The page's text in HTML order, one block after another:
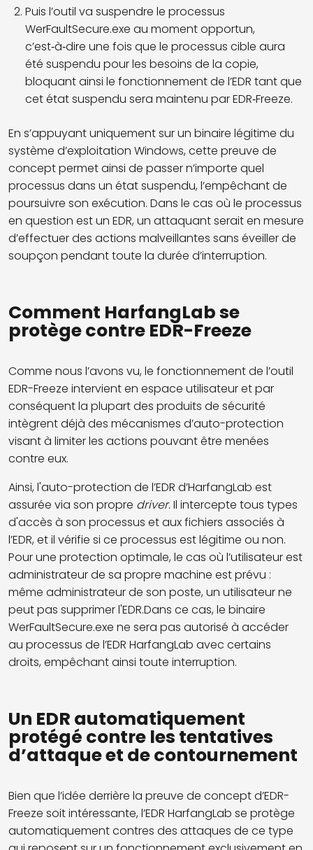
Puis l’outil va suspendre le processus
WerFaultSecure.exe au moment opportun,
c’est‑à‑dire une fois que le processus cible aura
été suspendu pour les besoins de la copie,
bloquant ainsi le fonctionnement de l’EDR tant que
cet état suspendu sera maintenu par EDR‑Freeze.
En s’appuyant uniquement sur un binaire légitime du
système d’exploitation Windows, cette preuve de
concept permet ainsi de passer n’importe quel
processus dans un état suspendu, l’empêchant de
poursuivre son exécution. Dans le cas où le processus
en question est un EDR, un attaquant serait en mesure
d’effectuer des actions malveillantes sans éveiller de
soupçon pendant toute la durée d’interruption.
Comment HarfangLab se
protège contre EDR-Freeze
Comme nous l’avons vu, le fonctionnement de l’outil
EDR-Freeze intervient en espace utilisateur et par
conséquent la plupart des produits de sécurité
intègrent déjà des mécanismes d’auto-protection
visant à limiter les actions pouvant être menées
contre eux.
Ainsi, l'auto-protection de l’EDR d’HarfangLab est
assurée via son propre driver.Il intercepte tous types
d'accès à son processus et aux fichiers associés à
l’EDR, et il vérifie si ce processus est légitime ou non.
Pour une protection optimale, le cas où l’utilisateur est
administrateur de sa propre machine est prévu :
même administrateur de son poste, un utilisateur ne
peut pas supprimer l'EDR.Dans ce cas, le binaire
WerFaultSecure.exe ne sera pas autorisé à accéder
au processus de l’EDR HarfangLab avec certains
droits, empêchant ainsi toute interruption.
Un EDR automatiquement
protégé contre les tentatives
d’attaque et de contournement
Bien que l’idée derrière la preuve de concept d’EDR-
Freeze soit intéressante, l’EDR HarfangLab se protège
automatiquement contres des attaques de ce type